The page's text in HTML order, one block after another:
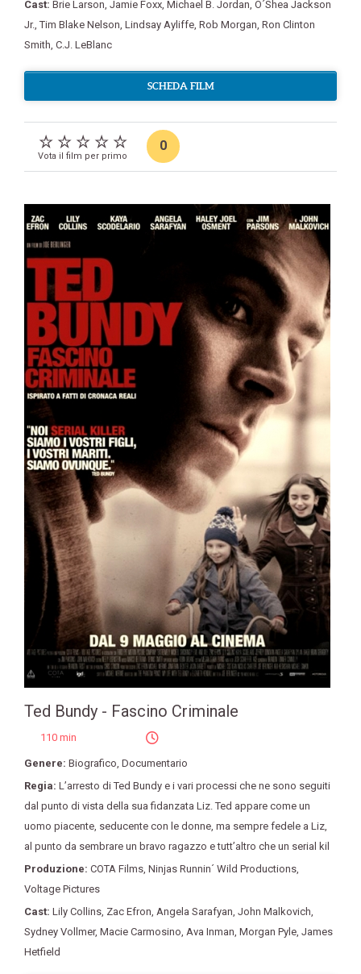
Cast: Brie Larson Jamie Foxx Michael B. Jordan O´Shea Jackson
Jr. ,Tim Blake Nelson Lindsay Ayliffe Rob Morgan Ron Clinton
Smith C.J. LeBlanc
SCHEDA FILM
Vota il film per primo
0
Ted Bundy - Fascino Criminale
110 min
Genere: Biografico, Documentario
Regia: L’arresto di Ted Bundy e i vari processi che ne sono seguiti
dal punto di vista della sua fidanzata Liz. Ted appare come un
uomo piacente, seducente con le donne, ma sempre fedele a Liz,
al punto da sembrare un bravo ragazzo e tutt’altro che un serial kil
Produzione: COTA Films, Ninjas Runnin´ Wild Productions,
Voltage Pictures
Cast: Lily Collins, Zac Efron, Angela Sarafyan, John Malkovich,
Sydney Vollmer, Macie Carmosino, Ava Inman, Morgan Pyle, James
Hetfield